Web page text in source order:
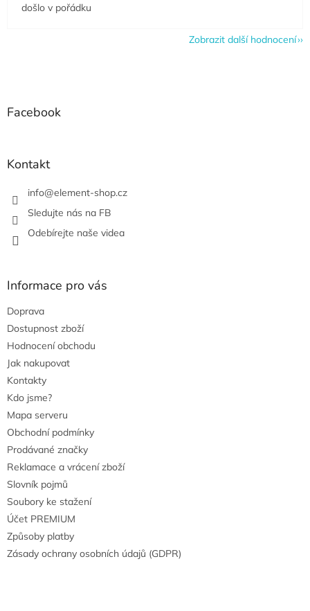
došlo v pořádku
Zobrazit další hodnocení
Facebook
Kontakt
info@element-shop.cz
Sledujte nás na FB
Odebírejte naše videa
Informace pro vás
Doprava
Dostupnost zboží
Hodnocení obchodu
Jak nakupovat
Kontakty
Kdo jsme?
Mapa serveru
Obchodní podmínky
Prodávané značky
Reklamace a vrácení zboží
Slovník pojmů
Soubory ke stažení
Účet PREMIUM
Způsoby platby
Zásady ochrany osobních údajů (GDPR)